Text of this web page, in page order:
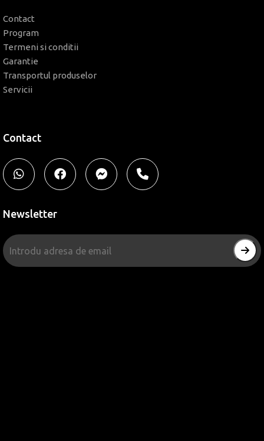
Contact
Program
Termeni si conditii
Garantie
Transportul produselor
Servicii
Contact
Newsletter